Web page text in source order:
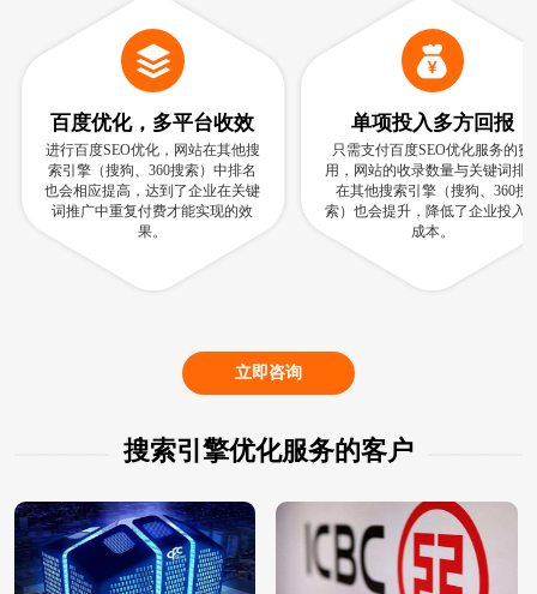
百度优化，多平台收效
进行百度SEO优化，网站在其他搜
索引擎（搜狗、360搜索）中排名
也会相应提高，达到了企业在关键
词推广中重复付费才能实现的效
果。
单项投入多方回报
只需支付百度SEO优化服务的费
用，网站的收录数量与关键词排
在其他搜索引擎（搜狗、360搜
索）也会提升，降低了企业投入
成本。
立即咨询
搜索引擎优化服务的客户